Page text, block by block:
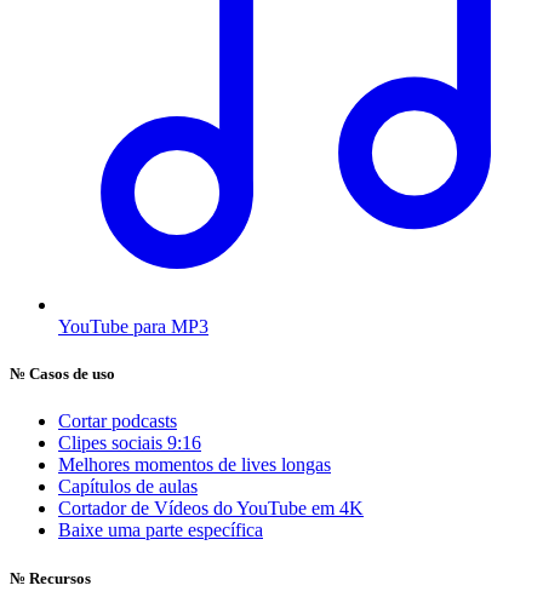
YouTube para MP3
№ Casos de uso
Cortar podcasts
Clipes sociais 9:16
Melhores momentos de lives longas
Capítulos de aulas
Cortador de Vídeos do YouTube em 4K
Baixe uma parte específica
№ Recursos